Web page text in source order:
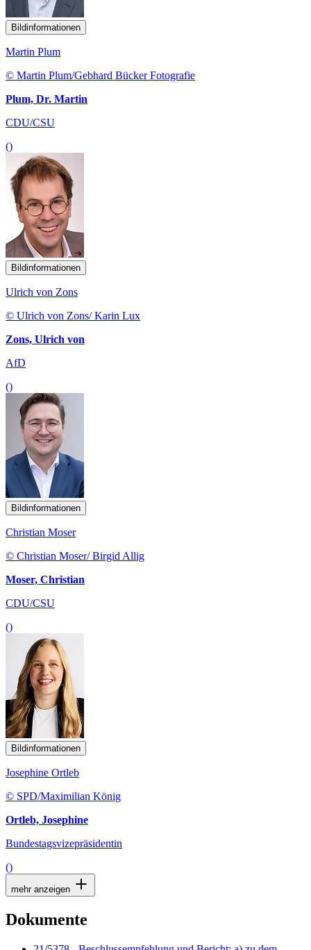
Bildinformationen
Martin Plum
© Martin Plum/Gebhard Bücker Fotografie
Plum, Dr. Martin
CDU/CSU
()
Bildinformationen
Ulrich von Zons
© Ulrich von Zons/ Karin Lux
Zons, Ulrich von
AfD
()
Bildinformationen
Christian Moser
© Christian Moser/ Birgid Allig
Moser, Christian
CDU/CSU
()
Bildinformationen
Josephine Ortleb
© SPD/Maximilian König
Ortleb, Josephine
Bundestagsvizepräsidentin
()
mehr anzeigen
Dokumente